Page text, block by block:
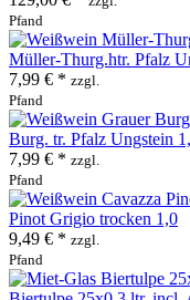
Pfand
Müller-Thurg.htr. Pfalz
7,99 € * zzgl.
Pfand
Burg. tr. Pfalz Ungstein
7,99 € * zzgl.
Pfand
Pinot Grigio trocken 1,0
9,49 € * zzgl.
Pfand